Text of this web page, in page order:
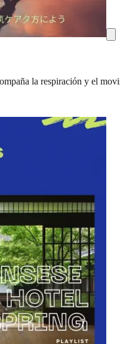
la respiración y el